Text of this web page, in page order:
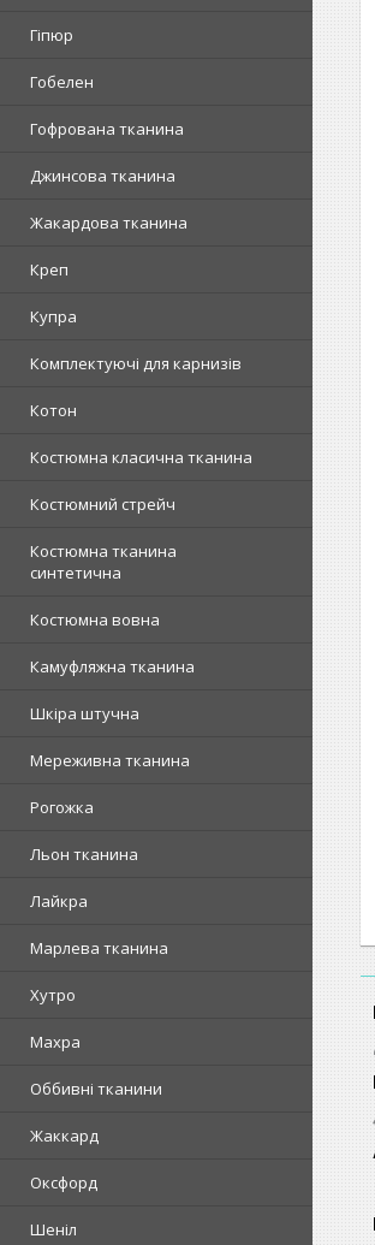
Гіпюр
Гобелен
Гофрована тканина
Джинсова тканина
Жакардова тканина
Креп
Купра
Комплектуючі для карнизів
Котон
Костюмна класична тканина
Костюмний стрейч
Костюмна тканина
синтетична
Костюмна вовна
Камуфляжна тканина
Шкіра штучна
Мереживна тканина
Рогожка
Льон тканина
Лайкра
Марлева тканина
Хутро
Махра
Оббивні тканини
Жаккард
Оксфорд
Шеніл